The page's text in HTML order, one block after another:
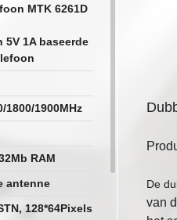
MTK 6261D
5V 1A baseerde
1800/1900MHz
RAM
antenne
128*64Pixels
De
van